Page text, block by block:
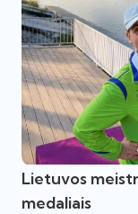
Lietuvos
medaliais